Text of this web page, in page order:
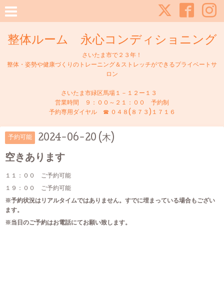
整体ルーム 永心コンディショニング
さいたま市で２３年！
整体・姿勢や健康づくりのトレーニング＆ストレッチができるプライベートサ
ロン
さいたま市緑区馬場１－１２ー１３
営業時間 ９：００～２１：００ 予約制
予約専用ダイヤル ☎ ０４８(８７３)１７１６
予約可能 2024-06-20 (木)
空きあります
１１：００ ご予約可能
１９：００ ご予約可能
※予約状況はリアルタイムではありません。すでに埋まっている場合もござい
ます。
※当日のご予約はお電話にてお願い致します。